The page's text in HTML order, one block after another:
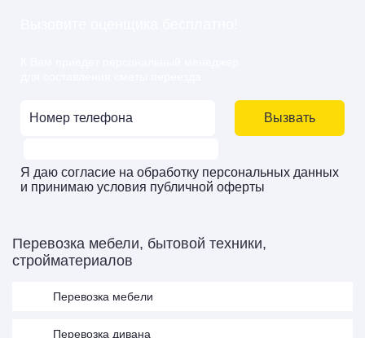
Вызвать
Я даю согласие на обработку персональных данных
и принимаю условия публичной оферты
Перевозка мебели, бытовой техники,
стройматериалов
Перевозка мебели
Перевозка дивана